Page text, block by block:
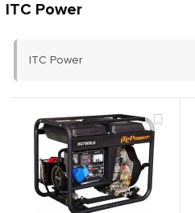
ITC Power
ITC Power